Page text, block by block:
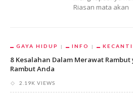
Riasan mata akan
GAYA HIDUP INFO
8 Kesalahan Dalam Merawat
Rambut Anda
2.19K VIEWS